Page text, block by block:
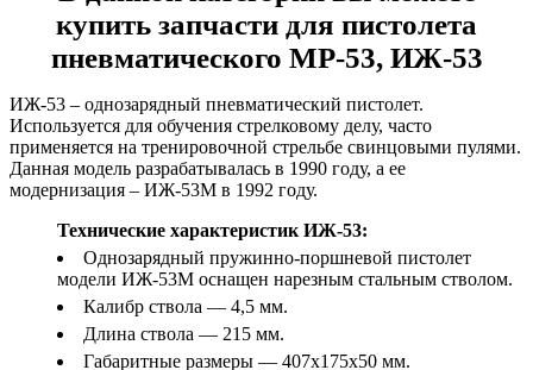
купить запчасти для пистолета
пневматического МР-53, ИЖ-53
ИЖ-53 – однозарядный пневматический пистолет.
Используется для обучения стрелковому делу, часто
применяется на тренировочной стрельбе свинцовыми пулями.
Данная модель разрабатывалась в 1990 году, а ее
модернизация – ИЖ-53М в 1992 году.
Технические характеристик ИЖ-53:
Однозарядный пружинно-поршневой пистолет
модели ИЖ-53М оснащен нарезным стальным стволом.
Калибр ствола — 4,5 мм.
Длина ствола — 215 мм.
Габаритные размеры — 407х175х50 мм.